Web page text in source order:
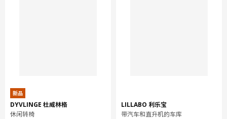
记忆海绵填料可贴合身形，床面更加柔软，让你得到充分的休息。
新品
DYVLINGE 杜威林格
休闲转椅
LILLABO 利乐宝
带汽车和直升机的车库